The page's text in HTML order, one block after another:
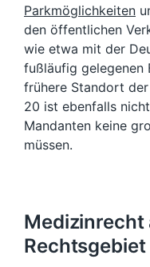
Parkmöglichkeiten
den öffentlichen
wie etwa mit der
fußläufig gelegenen
frühere Standort
20 ist ebenfalls
Mandanten keine
müssen.
Medizinrecht